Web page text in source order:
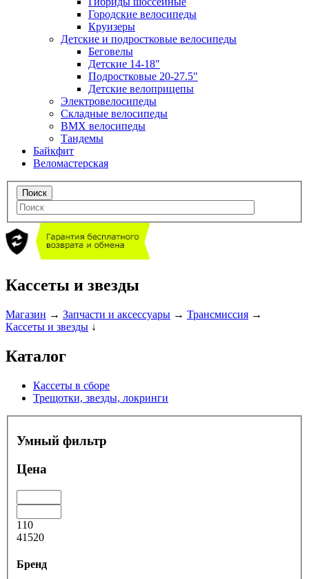
Городские велосипеды
Круизеры
Детские и подростковые велосипеды
Беговелы
Детские 14-18"
Подростковые 20-27.5"
Детские велоприцепы
Электровелосипеды
Складные велосипеды
BMX велосипеды
Тандемы
Байкфит
Веломастерская
Кассеты и звезды
Магазин → Запчасти и аксессуары → Трансмиссия →
Кассеты и звезды ↓
Каталог
Кассеты в сборе
Трещотки, звезды, локринги
Умный фильтр
Цена
110
41520
Бренд